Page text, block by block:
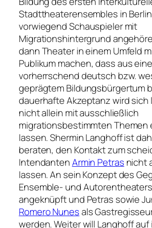
Stadttheaterensembles in
vorwiegend Schauspieler mit
Migrationshintergrund
dann Theater in einem Umfeld
Publikum machen, dass aus
vorherrschend deutsch bzw.
geprägtem Bildungsbürgertum
dauerhafte Akzeptanz wird
nicht allein mit ausschließlich
migrationsbestimmten Themen
lassen. Shermin Langhoff ist
beraten, den Kontakt zum
IntendantenArmin Petras nicht
lassen. An sein Konzept des
Ensemble- und
angeknüpft und Petras sowie
Romero Nunesals
werden. Weiter will Langhoff auf